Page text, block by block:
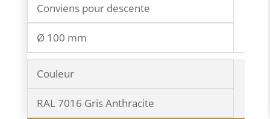
Conviens pour descente
Ø 100 mm
Couleur
RAL 7016 Gris Anthracite